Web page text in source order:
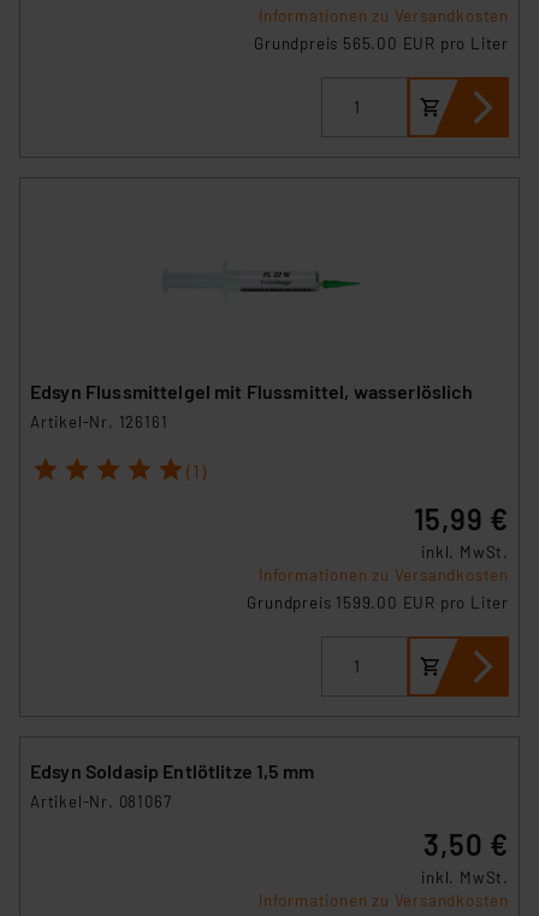
Informationen zu Versandkosten
Grundpreis 565.00 EUR pro Liter
Edsyn Flussmittelgel mit Flussmittel, wasserlöslich
Artikel-Nr. 126161
1 2 3 4 5 (1)
15,99 €
inkl. MwSt.
Informationen zu Versandkosten
Grundpreis 1599.00 EUR pro Liter
Edsyn Soldasip Entlötlitze 1,5 mm
Artikel-Nr. 081067
3,50 €
inkl. MwSt.
Informationen zu Versandkosten